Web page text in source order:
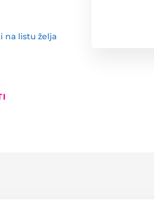
na listu želja